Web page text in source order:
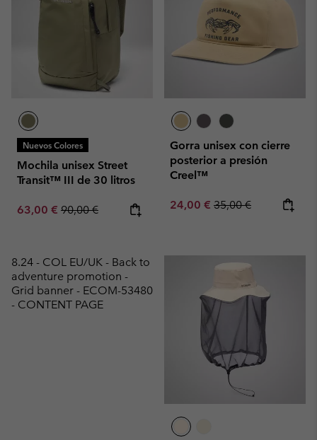
Nuevos Colores
Mochila unisex Street
Transit™ III de 30 litros
Sale price:
63,00 € Regular price:
90,00 €
Gorra unisex con cierre
posterior a presión
Creel™
Sale price:
24,00 € Regular price:
35,00 €
8.24 - COL EU/UK - Back to
adventure promotion -
Grid banner - ECOM-53480
- CONTENT PAGE